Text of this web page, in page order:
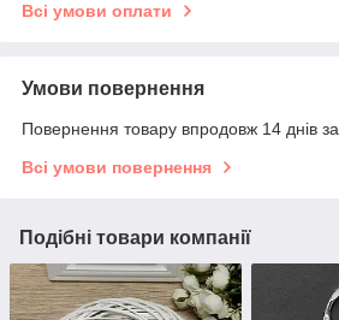
Всі умови оплати
Умови повернення
Повернення товару впродовж 14 днів
Всі умови повернення
Подібні товари компанії